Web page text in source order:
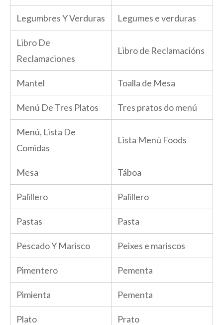
Legumbres Y Verduras Legumes e verduras
Libro De
Reclamaciones
Libro de Reclamacións
Mantel Toalla de Mesa
Menú De Tres Platos Tres pratos do menú
Menú, Lista De
Comidas
Lista Menú Foods
Mesa Táboa
Palillero Palillero
Pastas Pasta
Pescado Y Marisco Peixes e mariscos
Pimentero Pementa
Pimienta Pementa
Plato Prato